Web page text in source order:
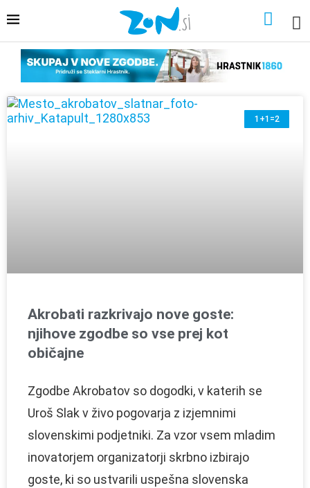
1+1=2
Akrobati razkrivajo nove goste:
njihove zgodbe so vse prej kot
običajne
Zgodbe Akrobatov so dogodki, v katerih se
Uroš Slak v živo pogovarja z izjemnimi
slovenskimi podjetniki. Za vzor vsem mladim
inovatorjem organizatorji skrbno izbirajo
goste, ki so ustvarili uspešna slovenska